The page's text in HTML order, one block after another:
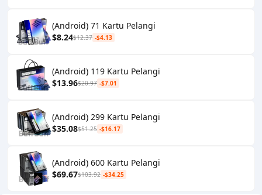
(Android) 71 Kartu Pelangi
$8.24$12.37 -$4.13
(Android) 119 Kartu Pelangi
$13.96$20.97 -$7.01
(Android) 299 Kartu Pelangi
$35.08$51.25 -$16.17
(Android) 600 Kartu Pelangi
$69.67$103.92 -$34.25